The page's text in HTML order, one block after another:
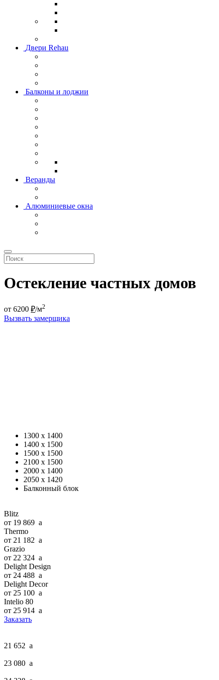
Двери Rehau
Балконы и лоджии
Веранды
Алюминиевые окна
Остекление частных домов
от 6200 ₽/м2
Вызвать замерщика
1300 x 1400
1400 x 1500
1500 x 1500
2100 x 1500
2000 x 1400
2050 x 1420
Балконный блок
Blitz
от 19 869 a
Thermo
от 21 182 a
Grazio
от 22 324 a
Delight Design
от 24 488 a
Delight Decor
от 25 100 a
Intelio 80
от 25 914 a
Заказать
21 652 a
23 080 a